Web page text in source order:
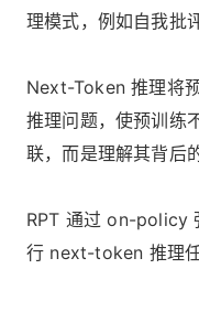
理模式，例如自我批
Next-Token 推理将
推理问题，使预训练
联，而是理解其背后
RPT 通过 on-policy
行 next-token 推理